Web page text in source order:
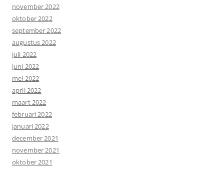
november 2022
oktober 2022
september 2022
augustus 2022
juli 2022
juni 2022
mei 2022
april 2022
maart 2022
februari 2022
januari 2022
december 2021
november 2021
oktober 2021